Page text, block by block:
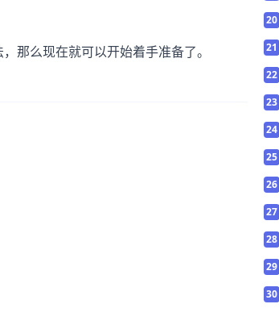
么现在就可以开始着手准备了。
20
21
22
23
24
25
26
27
28
29
30